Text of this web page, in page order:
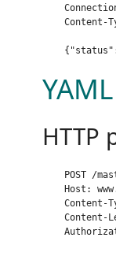
Content-
YAML
HTTP
POST /
Host:
Content-
Content-